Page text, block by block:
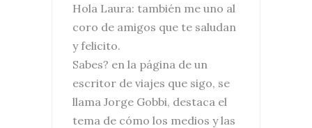
Hola Laura: también me uno al
coro de amigos que te saludan
y felicito.
Sabes? en la página de un
escritor de viajes que sigo, se
llama Jorge Gobbi, destaca el
tema de cómo los medios y las